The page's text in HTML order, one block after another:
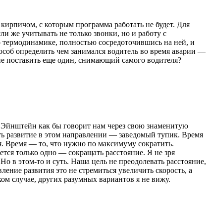
с которым программа работать не будет. Для
же учитывать не только звонки, но и работу с
полностью сосредоточившись на ней, и
определить чем занимался водитель во время аварии —
поставить еще один, снимающий самого водителя?
как бы говорит нам через свою знаменитую
развитие в этом направлении — заведомый тупик. Время
Время — то, что нужно по максимуму сократить.
только одно — сокращать расстояние. Я не зря
в этом-то и суть. Наша цель не преодолевать расстояние,
развития это не стремиться увеличить скорость, а
случае, других разумных вариантов я не вижу.